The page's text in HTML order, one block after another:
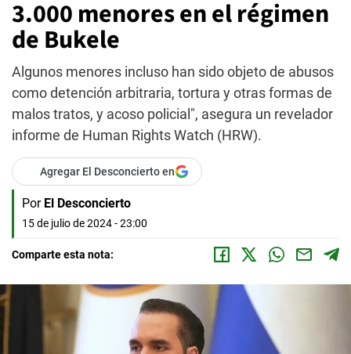
3.000 menores en el régimen
de Bukele
Algunos menores incluso han sido objeto de abusos
como detención arbitraria, tortura y otras formas de
malos tratos, y acoso policial", asegura un revelador
informe de Human Rights Watch (HRW).
Agregar El Desconcierto en
Por El Desconcierto
15 de julio de 2024 - 23:00
Comparte esta nota: